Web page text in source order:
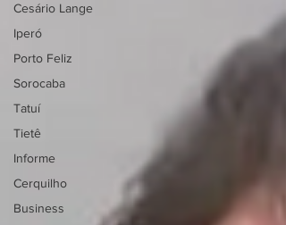
Cesário Lange
Iperó
Porto Feliz
Sorocaba
Tatuí
Tietê
Informe
Cerquilho
Business